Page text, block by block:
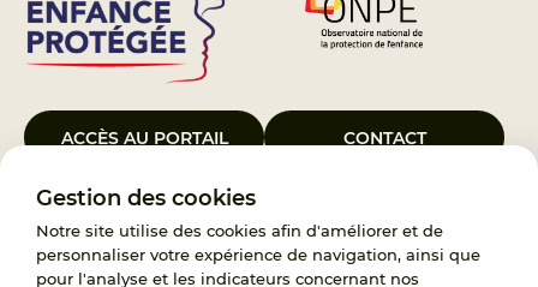
Gestion des cookies
Notre site utilise des cookies afin d'améliorer et de
personnaliser votre expérience de navigation, ainsi que
pour l'analyse et les indicateurs concernant nos
ACCÈS AU PORTAIL CONTACT
Le Groupement d’Intérêt Public France Enfance Protégée, créé le 5
janvier 2023, a pour objet d’assurer les missions de service public du
119, d’accompagnement des adoptants et de traitement des
demandes d’accès aux origines personnelles. France Enfance